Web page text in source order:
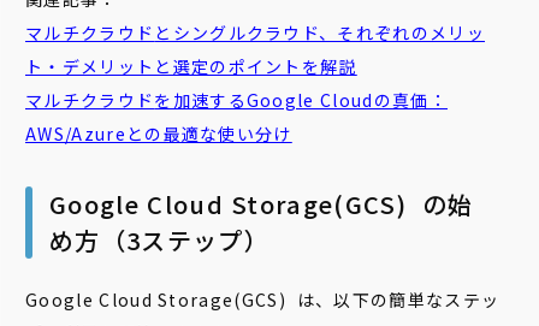
マルチクラウド とシングルクラウド、それぞれのメリッ
ト・デメリットと選定のポイントを解説
マルチクラウドを加速するGoogle Cloudの真価：
AWS/Azureとの最適な使い分け
Google Cloud Storage(GCS) の始
め方（3ステップ）
Google Cloud Storage(GCS) は、以下の簡単なステッ